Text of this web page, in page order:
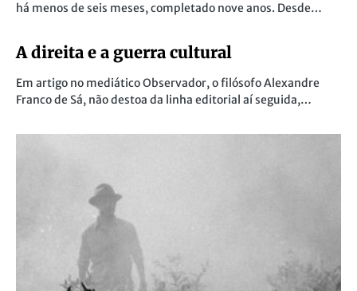
há menos de seis meses, completado nove anos. Desde…
A direita e a guerra cultural
Em artigo no mediático Observador, o filósofo Alexandre
Franco de Sá, não destoa da linha editorial aí seguida,…